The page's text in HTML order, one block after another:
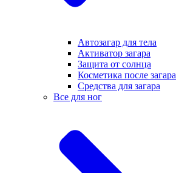
Автозагар для тела
Активатор загара
Защита от солнца
Косметика после загара
Средства для загара
Все для ног